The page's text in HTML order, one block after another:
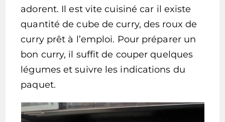
adorent. Il est vite cuisiné car il existe
quantité de cube de curry, des roux de
curry prêt à l’emploi. Pour préparer un
bon curry, il suffit de couper quelques
légumes et suivre les indications du
paquet.